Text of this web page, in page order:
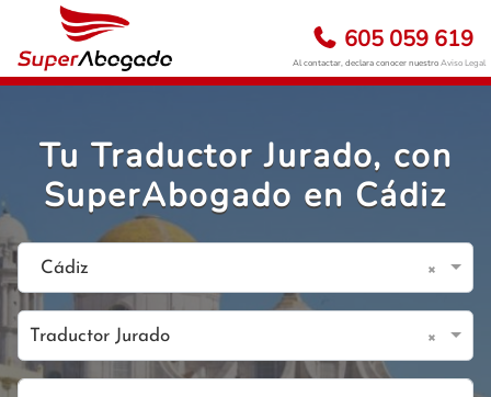
605 059 619
Al contactar, declara conocer nuestroAviso Legal
Tu Traductor Jurado, con
SuperAbogado en Cádiz
Cádiz ×
Traductor Jurado ×